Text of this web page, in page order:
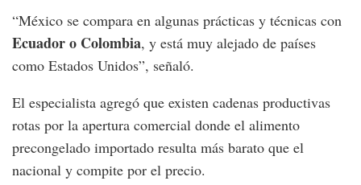
“México se compara en algunas prácticas y técnicas con
Ecuador o Colombia, y está muy alejado de países
como Estados Unidos”, señaló.
El especialista agregó que existen cadenas productivas
rotas por la apertura comercial donde el alimento
precongelado importado resulta más barato que el
nacional y compite por el precio.